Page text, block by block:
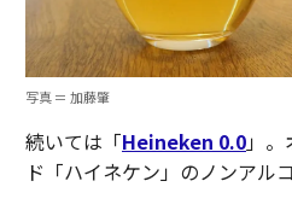
写真 ＝ 加藤肇
続いては「Heineken 0.0」。
ド「ハイネケン」のノンアル